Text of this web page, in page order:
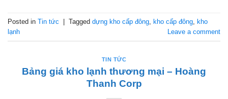
Posted in Tin tức | Tagged dựng kho cấp đông kho cấp đông kho
lạnh
Leave a comment
TIN TỨC
Bảng giá kho lạnh thương mại – Hoàng
Thanh Corp